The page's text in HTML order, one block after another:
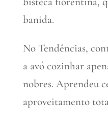
banida.
No Tendências,
a avó cozinhar
nobres. Aprendeu
aproveitamento